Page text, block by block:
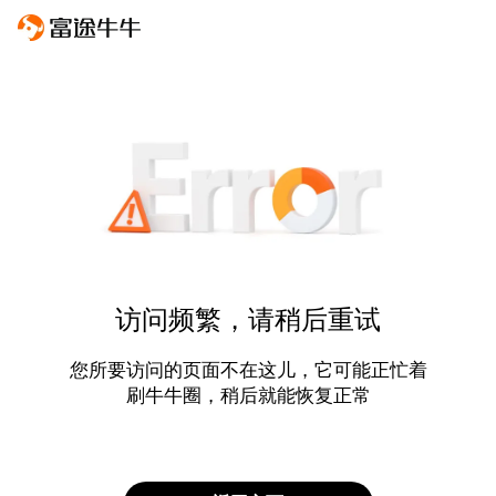
访问频繁，请稍后重试
您所要访问的页面不在这儿，它可能正忙着
刷牛牛圈，稍后就能恢复正常